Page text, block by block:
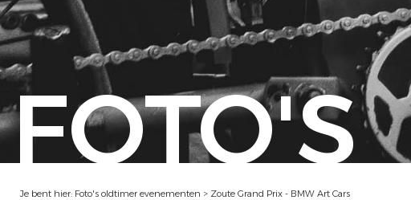
FOTO'S
Je bent hier: Foto's oldtimer evenementen > Zoute Grand Prix - BMW Art Cars